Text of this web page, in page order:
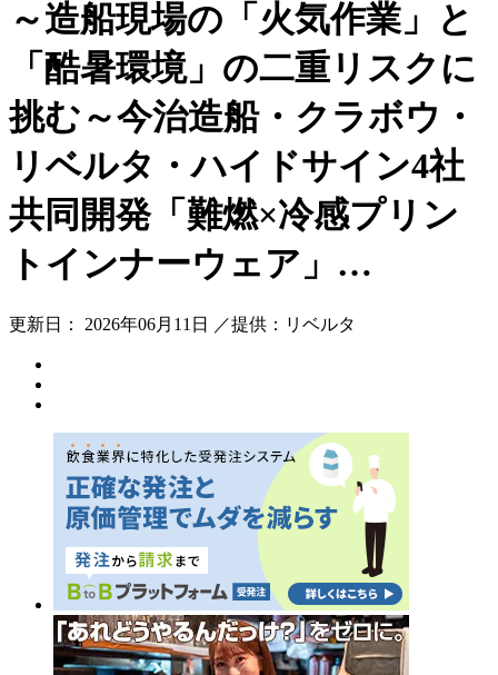
～造船現場の「火気作業」と
「酷暑環境」の二重リスクに
挑む～今治造船・クラボウ・
リベルタ・ハイドサイン4社
共同開発「難燃×冷感プリン
トインナーウェア」…
更新日： 2026年06月11日 ／提供：リベルタ